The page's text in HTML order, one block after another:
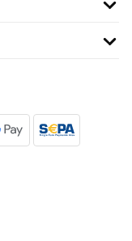
nie so stilvoll
POTVRĐENI PREGLED
25/09/2025
leicht einstellbar und
Kühlschrank.